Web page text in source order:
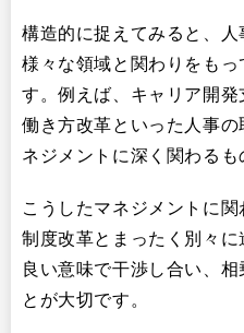
構造的に捉えてみると、
様々な領域と関わりをもっ
す。例えば、キャリア開発
働き方改革といった人事
ネジメントに深く関わるも
こうしたマネジメントに
制度改革とまったく別々
良い意味で干渉し合い、
とが大切です。